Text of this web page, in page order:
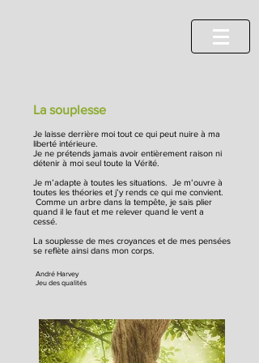
La souplesse
Je laisse derrière moi tout ce qui peut nuire à ma
liberté intérieure.
Je ne prétends jamais avoir entièrement raison ni
détenir à moi seul toute la Vérité.
Je m’adapte à toutes les situations. Je m’ouvre à
toutes les théories et j’y rends ce qui me convient.
Comme un arbre dans la tempête, je sais plier
quand il le faut et me relever quand le vent a
cessé.
La souplesse de mes croyances et de mes pensées
se reflète ainsi dans mon corps.
André Harvey
Jeu des qualités